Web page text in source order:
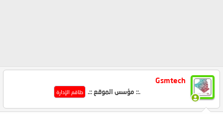
Gsmtech
.:: مؤسس الموقع ::. طاقم الإدارة